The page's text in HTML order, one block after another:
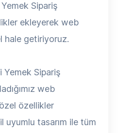
Sipariş
ekleyerek web
hale getiriyoruz.
Yemek Sipariş
web
özellikler
uyumlu tasarım ile tüm